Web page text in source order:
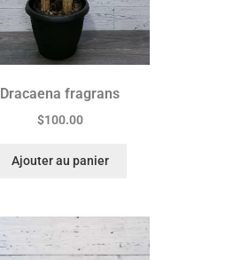
Dracaena fragrans
$100.00
Ajouter au panier